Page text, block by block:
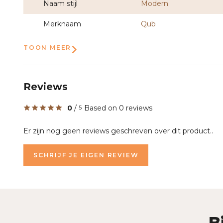
Naam stijl Modern
Merknaam Qub
TOON MEER
Reviews
0 / 5 Based on 0 reviews
Er zijn nog geen reviews geschreven over dit product..
SCHRIJF JE EIGEN REVIEW